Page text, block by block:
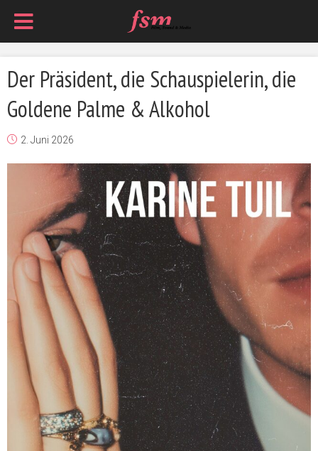
Der Präsident, die Schauspielerin, die
Goldene Palme & Alkohol
2. Juni 2026